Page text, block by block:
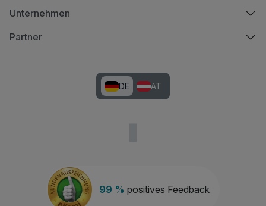
99 % positives Feedback
Unternehmen
Partner
DE AT